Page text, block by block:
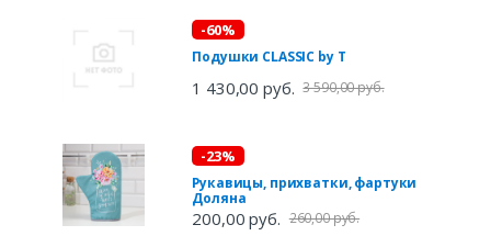
-60%
Подушки CLASSIC by T
1 430,00 руб. 3 590,00 руб.
-23%
Рукавицы, прихватки, фартуки
Доляна
200,00 руб. 260,00 руб.